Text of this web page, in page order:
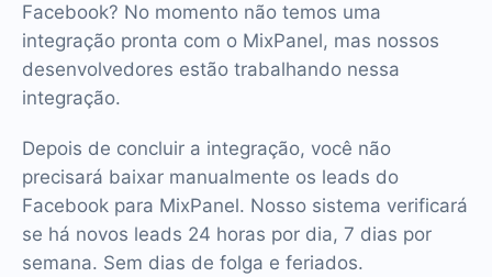
Facebook? No momento não temos uma
integração pronta com o MixPanel, mas nossos
desenvolvedores estão trabalhando nessa
integração.
Depois de concluir a integração, você não
precisará baixar manualmente os leads do
Facebook para MixPanel. Nosso sistema verificará
se há novos leads 24 horas por dia, 7 dias por
semana. Sem dias de folga e feriados.